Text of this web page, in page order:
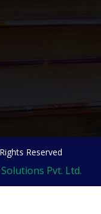
Reserved
Pvt. Ltd.